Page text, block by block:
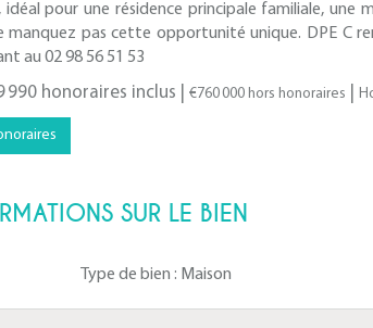
idéal pour une résidence principale familiale,
manquez pas cette opportunité unique. DPE C
au 02 98 56 51 53
990 honoraires inclus €760 000 hors honoraires
SUR LE BIEN
Type de bien : Maison